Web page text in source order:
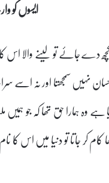
ایسوں کو
دے جائے تو لینے والا
احسان نہیں سمجھتا اور
ہے وہ ہمارا حق تھا کہ جو
کر جاتا تو دنیا میں اس